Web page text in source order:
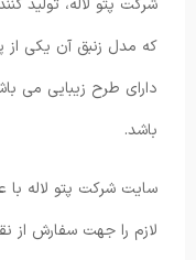
شرکت پتو لاله، تولید
که مدل زنبق آن یکی از
دارای طرح زیبایی می
باشد.
سایت شرکت پتو لاله با
لازم را جهت سفارش از